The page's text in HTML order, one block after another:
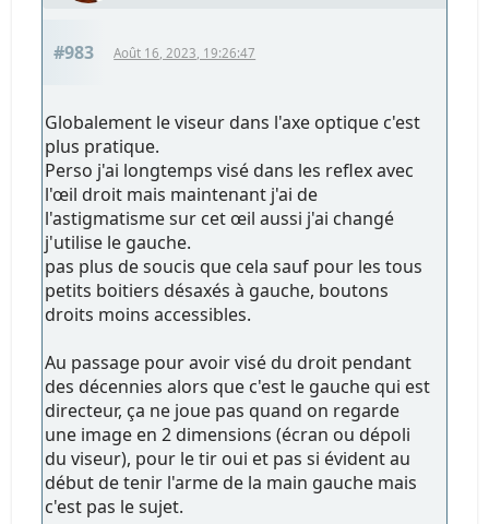
#983 Août 16, 2023, 19:26:47
Globalement le viseur dans l'axe optique c'est
plus pratique.
Perso j'ai longtemps visé dans les reflex avec
l'œil droit mais maintenant j'ai de
l'astigmatisme sur cet œil aussi j'ai changé
j'utilise le gauche.
pas plus de soucis que cela sauf pour les tous
petits boitiers désaxés à gauche, boutons
droits moins accessibles.
Au passage pour avoir visé du droit pendant
des décennies alors que c'est le gauche qui est
directeur, ça ne joue pas quand on regarde
une image en 2 dimensions (écran ou dépoli
du viseur), pour le tir oui et pas si évident au
début de tenir l'arme de la main gauche mais
c'est pas le sujet.